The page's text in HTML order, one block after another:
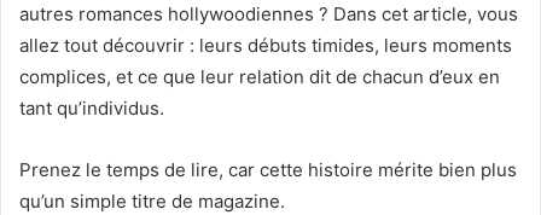
autres romances hollywoodiennes ? Dans cet article, vous
allez tout découvrir : leurs débuts timides, leurs moments
complices, et ce que leur relation dit de chacun d’eux en
tant qu’individus.
Prenez le temps de lire, car cette histoire mérite bien plus
qu’un simple titre de magazine.